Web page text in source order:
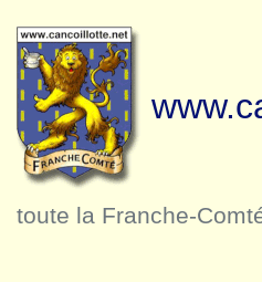
toute la Franche-